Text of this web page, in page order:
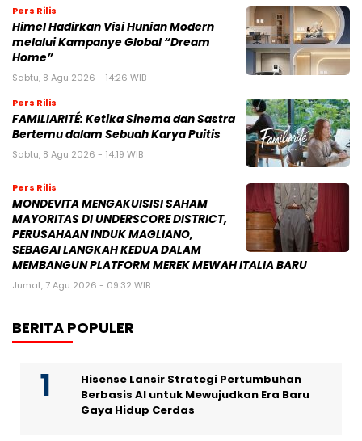
Pers Rilis
Himel Hadirkan Visi Hunian Modern
melalui Kampanye Global “Dream
Home”
Sabtu, 8 Agu 2026 - 14:26 WIB
Pers Rilis
FAMILIARITÉ: Ketika Sinema dan Sastra
Bertemu dalam Sebuah Karya Puitis
Sabtu, 8 Agu 2026 - 14:19 WIB
Pers Rilis
MONDEVITA MENGAKUISISI SAHAM
MAYORITAS DI UNDERSCORE DISTRICT,
PERUSAHAAN INDUK MAGLIANO,
SEBAGAI LANGKAH KEDUA DALAM
MEMBANGUN PLATFORM MEREK MEWAH ITALIA BARU
Jumat, 7 Agu 2026 - 09:32 WIB
BERITA POPULER
Hisense Lansir Strategi Pertumbuhan
Berbasis AI untuk Mewujudkan Era Baru
Gaya Hidup Cerdas